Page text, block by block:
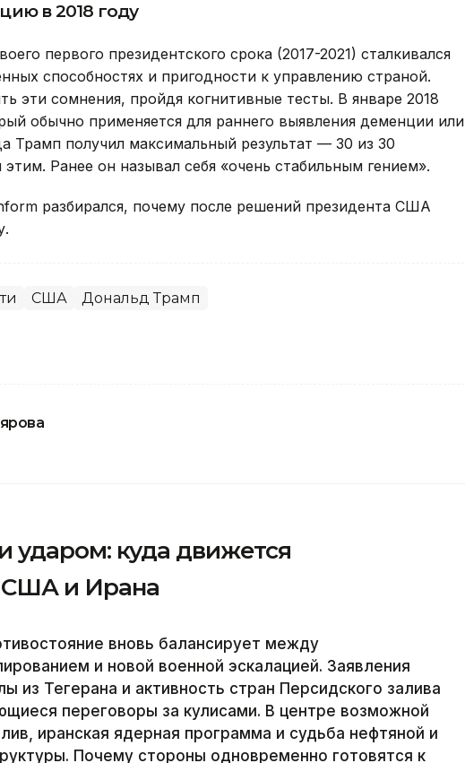
в 2018 году
первого президентского срока (2017-2021) сталкивался
способностях и пригодности к управлению страной.
эти сомнения, пройдя когнитивные тесты. В январе 2018
обычно применяется для раннего выявления деменции или
Трамп получил максимальный результат — 30 из 30
Ранее он называл себя «очень стабильным гением».
разбирался, почему после решений президента США
США Дональд Трамп
ударом: куда движется
США и Ирана
вновь балансирует между
и новой военной эскалацией. Заявления
из Тегерана и активность стран Персидского залива
переговоры за кулисами. В центре возможной
иранская ядерная программа и судьба нефтяной и
Почему стороны одновременно готовятся к